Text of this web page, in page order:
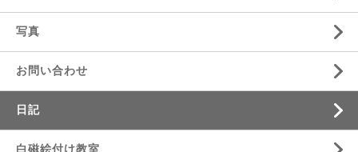
写真
お問い合わせ
日記
白磁絵付け教室